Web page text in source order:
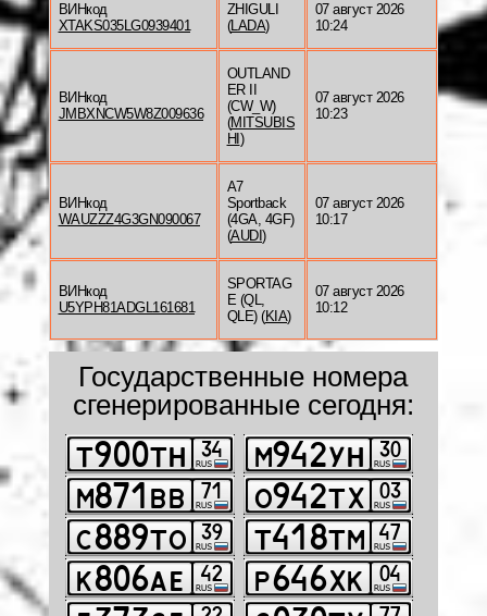
ВИНкод
XTAKS035LG0939401
ZHIGULI
(LADA)
07 август 2026
10:24
ВИНкод
JMBXNCW5W8Z009636
OUTLAND
ER II
(CW_W)
(MITSUBIS
HI )
07 август 2026
10:23
ВИНкод
WAUZZZ4G3GN090067
A7
Sportback
(4GA, 4GF)
(AUDI )
07 август 2026
10:17
ВИНкод
U5YPH81ADGL161681
SPORTAG
E (QL,
QLE) (KIA)
07 август 2026
10:12
Государственные номера
сгенерированные сегодня: